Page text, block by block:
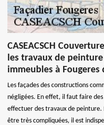
CASEACSCH
les travaux de
immeubles à Fougeres
Les façades des constructions
négligées. En effet, il faut faire
effectuer des travaux de
être très compliquées, il est